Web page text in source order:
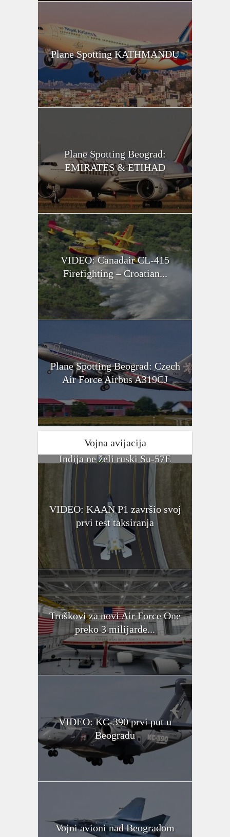
Plane Spotting KATHMANDU
Plane Spotting Beograd:
EMIRATES & ETIHAD
VIDEO: Canadair CL-415
Firefighting – Croatian...
Plane Spotting Beograd: Czech
Air Force Airbus A319CJ
Vojna avijacija
Indija ne želi ruski Su-57E
VIDEO: KAAN P1 završio svoj
prvi test taksiranja
Troškovi za novi Air Force One
preko 3 milijarde...
VIDEO: KC-390 prvi put u
Beogradu
Vojni avioni nad Beogradom